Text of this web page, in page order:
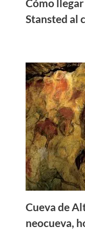
Cómo
Stansted al
Cueva de
neocueva,